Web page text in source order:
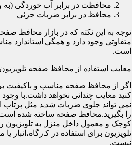
محافظت در برابر آب خوردگی (به
محافظ در برابر ضربات جزئی
توجه به این نکته که در بازار محافظ
متفاوتی وجود دارد و همگی استاندارد
است.
معایب استفاده از محافظ صفحه تلویزیون
اگر از محافظ صفحه مناسب و باکیفیت
کنید معایب چندانی نخواهد داشت.با
نمی تواند جلوی ضربات شدید مثل پرتاب
را بگیرید.محافظ صفحه ساخته شده است
کوچک و معمول داخل منزل به تلویزیون
تلویزیون برای استفاده در
نیست.